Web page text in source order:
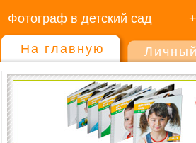
Фотограф в детский сад
На главную